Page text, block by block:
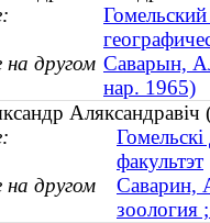
другом Саварын,
нар. 1965)
Аляксандравіч
факультэт
другом
Саварин,
зоология